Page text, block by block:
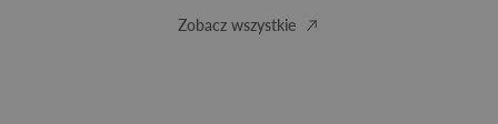
Zobacz wszystkie